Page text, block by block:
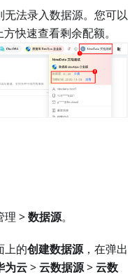
法录入数据源。您可以
快速查看剩余配额。
理 >数据源。
上的创建数据源，在弹出
为云>云数据源>云数